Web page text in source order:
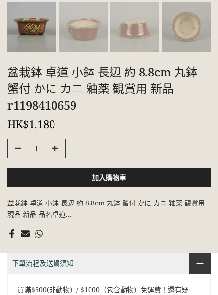
盆栽鉢 卓道 小鉢 長辺 約 8.8cm 丸鉢
蟹付 かに カニ 釉薬 観賞用 新品
r1198410659
HK$1,180
加入購物車
盆栽鉢 卓道 小鉢 長辺 約 8.8cm 丸鉢 蟹付 かに カニ 釉薬 観賞用
現品 新品 品名卓道...
下單流程及送貨須知
買滿$600(非動物）/ $1000（包含動物）免運費！還有疑